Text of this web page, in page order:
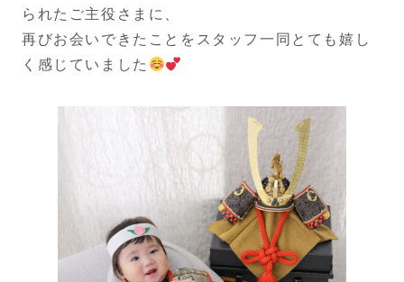
られたご主役さまに、
再びお会いできたことをスタッフ一同とても嬉し
く感じていました